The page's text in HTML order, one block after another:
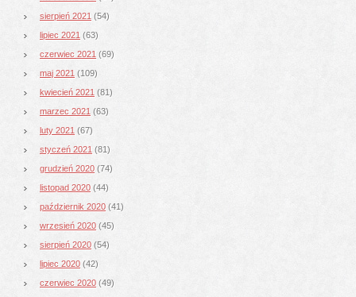
sierpień 2021 (54)
lipiec 2021 (63)
czerwiec 2021 (69)
maj 2021 (109)
kwiecień 2021 (81)
marzec 2021 (63)
luty 2021 (67)
styczeń 2021 (81)
grudzień 2020 (74)
listopad 2020 (44)
październik 2020 (41)
wrzesień 2020 (45)
sierpień 2020 (54)
lipiec 2020 (42)
czerwiec 2020 (49)